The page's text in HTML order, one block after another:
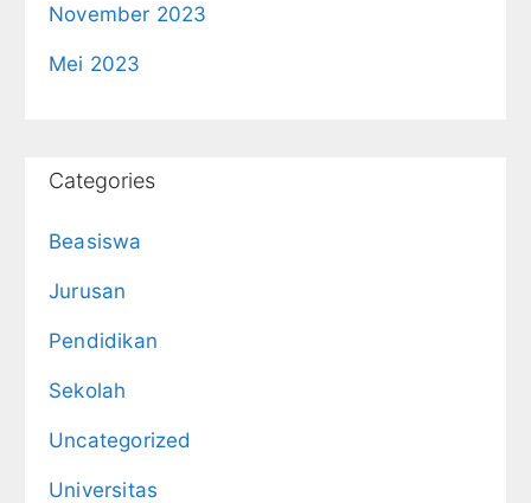
November 2023
Mei 2023
Categories
Beasiswa
Jurusan
Pendidikan
Sekolah
Uncategorized
Universitas